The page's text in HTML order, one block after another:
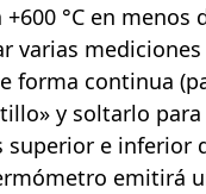
+600 °C en
varias
forma continua
y soltarlo
e inferior
emitirá